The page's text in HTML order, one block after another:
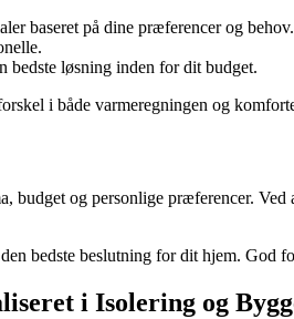
baseret på dine præferencer og behov.
bedste løsning inden for dit budget.
i både varmeregningen og
og personlige præferencer.
bedste beslutning for dit hjem. God
i Isolering og